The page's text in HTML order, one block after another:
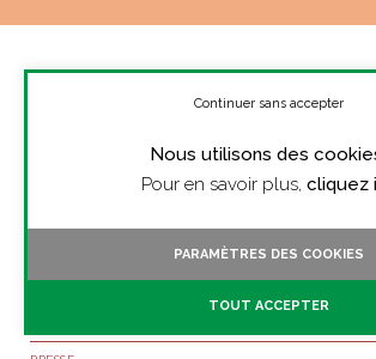
LA PLATEFORME D’OUTILS ITALIENS
Nous utilisons des
Pour en savoir plus, cliquez
Continuer sans accepter
PARAMÈTRES DES COOKIES
TOUT ACCEPTER